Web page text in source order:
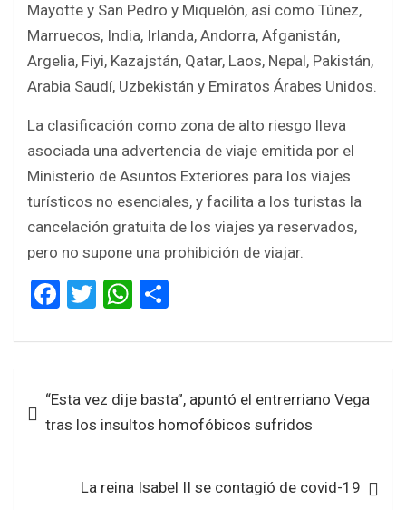
Mayotte y San Pedro y Miquelón, así como Túnez,
Marruecos, India, Irlanda, Andorra, Afganistán,
Argelia, Fiyi, Kazajstán, Qatar, Laos, Nepal, Pakistán,
Arabia Saudí, Uzbekistán y Emiratos Árabes Unidos.
La clasificación como zona de alto riesgo lleva
asociada una advertencia de viaje emitida por el
Ministerio de Asuntos Exteriores para los viajes
turísticos no esenciales, y facilita a los turistas la
cancelación gratuita de los viajes ya reservados,
pero no supone una prohibición de viajar.
F
ce
o
o
k
T
tt
W
at
A
p
p
ar
de “Esta vez dije basta”, apuntó el entrerriano Vega
tras los insultos homofóbicos sufridos
La reina Isabel II se contagió de covid-19